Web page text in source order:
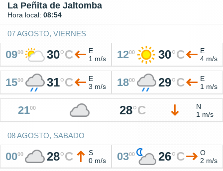
La Peñita de Jaltomba
Hora local: 08:54
07 AGOSTO, VIERNES
0900 30°C
E
1 m/s
1200 30°C
E
4 m/s
1500 31°C
E
3 m/s
1800 29°C
E
1 m/s
2100 28°C
N
1 m/s
08 AGOSTO, SABADO
0000 28°C
S
0 m/s
0300 26°C
O
2 m/s